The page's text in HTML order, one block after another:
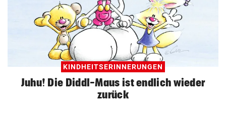
KINDHEITSERINNERUNGEN
Juhu! Die Diddl-Maus ist endlich wieder
zurück